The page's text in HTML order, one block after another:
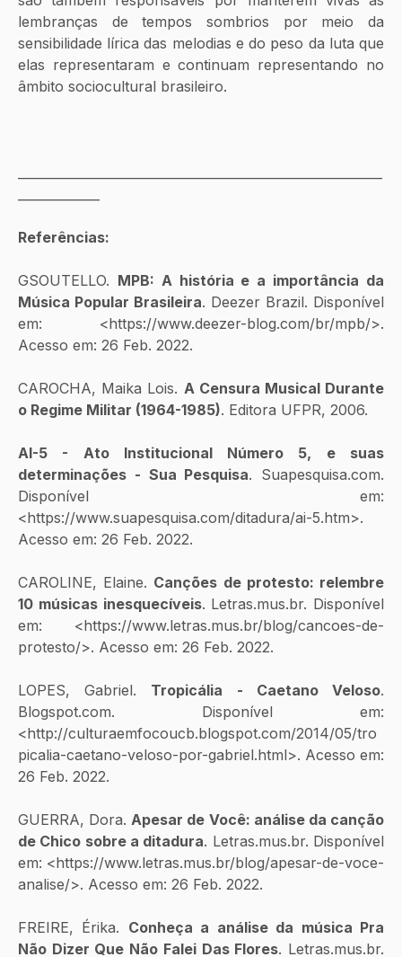
lembranças de tempos sombrios por meio da
sensibilidade lírica das melodias e do peso da luta que
elas representaram e continuam representando no
âmbito sociocultural brasileiro.
Referências:
GSOUTELLO. MPB: A história e a importância da
Música Popular Brasileira. Deezer Brazil. Disponível
em: <https://www.deezer-blog.com/br/mpb/>.
Acesso em: 26 Feb. 2022.
CAROCHA, Maika Lois. A Censura Musical Durante
o Regime Militar (1964-1985). Editora UFPR, 2006.
AI-5 - Ato Institucional Número 5, e suas
determinações - Sua Pesquisa. Suapesquisa.com.
Disponível em:
<https://www.suapesquisa.com/ditadura/ai-5.htm>.
Acesso em: 26 Feb. 2022.
CAROLINE, Elaine. Canções de protesto: relembre
10 músicas inesquecíveis. Letras.mus.br. Disponível
em: <https://www.letras.mus.br/blog/cancoes-de-
protesto/>. Acesso em: 26 Feb. 2022.
LOPES, Gabriel. Tropicália - Caetano Veloso.
Blogspot.com. Disponível em:
<http://culturaemfocoucb.blogspot.com/2014/05/tro
picalia-caetano-veloso-por-gabriel.html>. Acesso em:
26 Feb. 2022.
GUERRA, Dora. Apesar de Você: análise da canção
de Chico sobre a ditadura. Letras.mus.br. Disponível
em: <https://www.letras.mus.br/blog/apesar-de-voce-
analise/>. Acesso em: 26 Feb. 2022.
FREIRE, Érika. Conheça a análise da música Pra
Não Dizer Que Não Falei Das Flores. Letras.mus.br.